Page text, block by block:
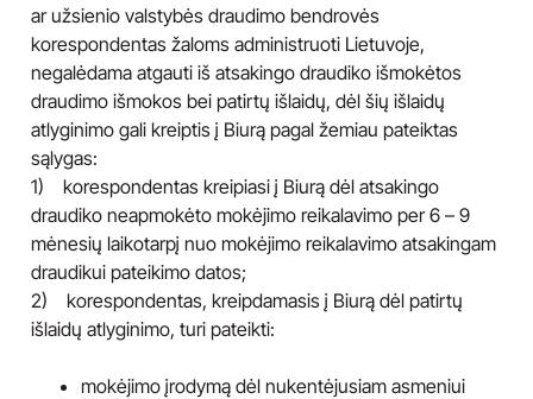
ar užsienio valstybės draudimo bendrovės
korespondentas žaloms administruoti Lietuvoje,
negalėdama atgauti iš atsakingo draudiko išmokėtos
draudimo išmokos bei patirtų išlaidų, dėl šių išlaidų
atlyginimo gali kreiptis į Biurą pagal žemiau pateiktas
sąlygas:
1) korespondentas kreipiasi į Biurą dėl atsakingo
draudiko neapmokėto mokėjimo reikalavimo per 6 – 9
mėnesių laikotarpį nuo mokėjimo reikalavimo atsakingam
draudikui pateikimo datos;
2) korespondentas, kreipdamasis į Biurą dėl patirtų
išlaidų atlyginimo, turi pateikti:
mokėjimo įrodymą dėl nukentėjusiam asmeniui